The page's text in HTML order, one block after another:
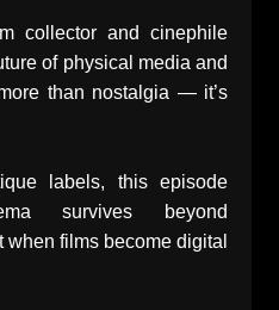
collector and cinephile
of physical media and
than nostalgia — it’s
labels, this episode
survives beyond
films become digital